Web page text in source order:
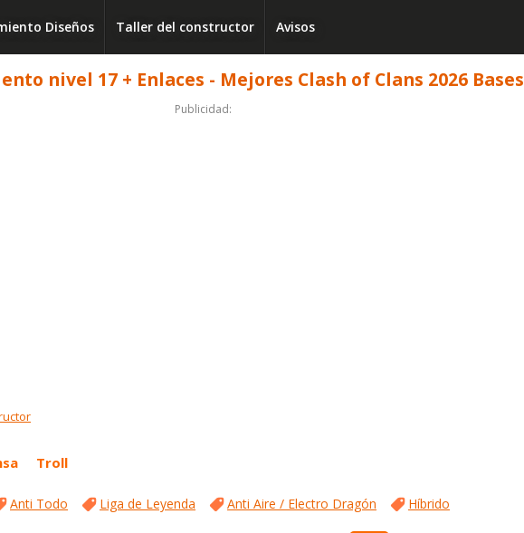
Diseños Taller del constructor Avisos
nivel 17 + Enlaces - Mejores Clash of Clans 2026 Bases
Publicidad:
Troll
Anti Todo Liga de Leyenda Anti Aire / Electro Dragón Híbrido